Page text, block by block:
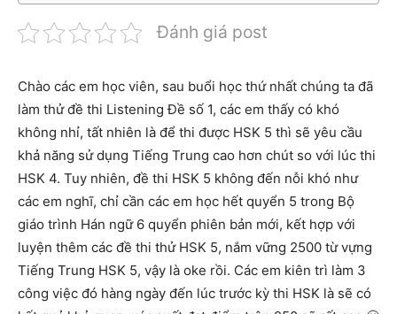
Đánh giá post
Chào các em học viên, sau buổi học thứ nhất chúng ta đã
làm thử đề thi Listening Đề số 1, các em thấy có khó
không nhỉ, tất nhiên là để thi được HSK 5 thì sẽ yêu cầu
khả năng sử dụng Tiếng Trung cao hơn chút so với lúc thi
HSK 4. Tuy nhiên, đề thi HSK 5 không đến nỗi khó như
các em nghĩ, chỉ cần các em học hết quyển 5 trong Bộ
giáo trình Hán ngữ 6 quyển phiên bản mới, kết hợp với
luyện thêm các đề thi thử HSK 5, nắm vững 2500 từ vựng
Tiếng Trung HSK 5, vậy là oke rồi. Các em kiên trì làm 3
công việc đó hàng ngày đến lúc trước kỳ thi HSK là sẽ có